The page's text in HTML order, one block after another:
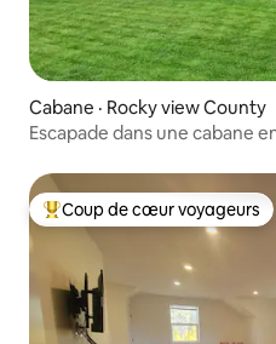
Cabane · Rocky view County
Escapade dans une cabane
Coup de cœur voyageurs
Coup de cœur voyageurs